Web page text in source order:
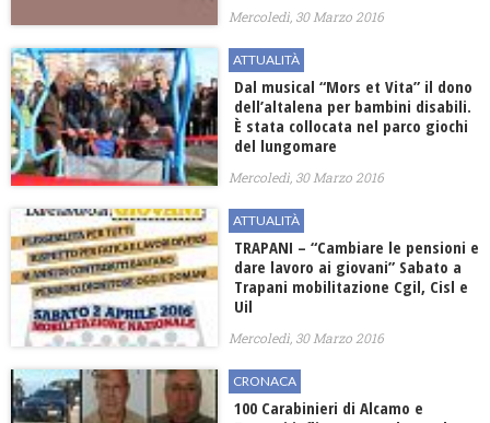
Mercoledì, 30 Marzo 2016
ATTUALITÀ
Dal musical “Mors et Vita” il dono
dell’altalena per bambini disabili.
È stata collocata nel parco giochi
del lungomare
Mercoledì, 30 Marzo 2016
ATTUALITÀ
TRAPANI – “Cambiare le pensioni e
dare lavoro ai giovani” Sabato a
Trapani mobilitazione Cgil, Cisl e
Uil
Mercoledì, 30 Marzo 2016
CRONACA
100 Carabinieri di Alcamo e